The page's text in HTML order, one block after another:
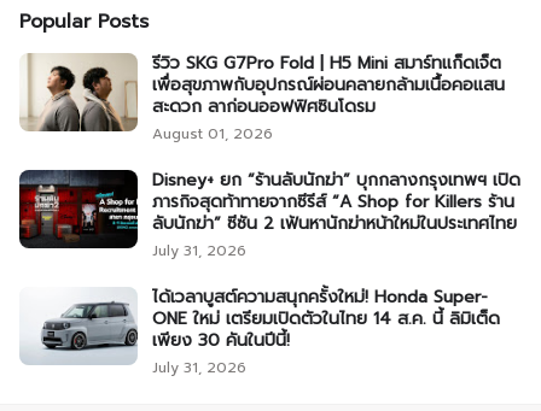
Popular Posts
รีวิว SKG G7Pro Fold | H5 Mini สมาร์ทแก็ดเจ็ต
เพื่อสุขภาพกับอุปกรณ์ผ่อนคลายกล้ามเนื้อคอแสน
สะดวก ลาก่อนออฟฟิศซินโดรม
August 01, 2026
Disney+ ยก “ร้านลับนักฆ่า” บุกกลางกรุงเทพฯ เปิด
ภารกิจสุดท้าทายจากซีรีส์ “A Shop for Killers ร้าน
ลับนักฆ่า” ซีซัน 2 เฟ้นหานักฆ่าหน้าใหม่ในประเทศไทย
July 31, 2026
ได้เวลาบูสต์ความสนุกครั้งใหม่! Honda Super-
ONE ใหม่ เตรียมเปิดตัวในไทย 14 ส.ค. นี้ ลิมิเต็ด
เพียง 30 คันในปีนี้!
July 31, 2026